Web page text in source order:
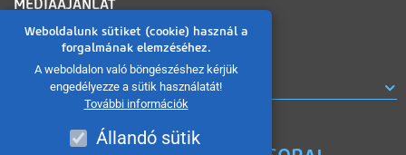
Weboldalunk sütiket (cookie) használ a
forgalmának elemzéséhez.
A weboldalon való böngészéshez kérjük
engedélyezze a sütik használatát!
További információk
Állandó sütik
MÉDIAAJÁNLAT
OLDALTÉRKÉP
ROVATOK